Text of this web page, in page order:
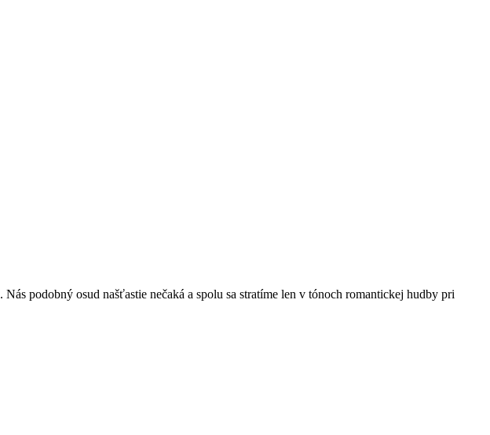
podobný osud našťastie nečaká a spolu sa stratíme len v tónoch romantickej hudby pri